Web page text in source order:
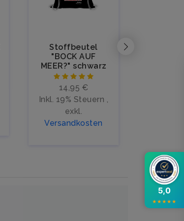
Stoffbeutel
"BOCK AUF
MEER?" schwarz
14,95 €
Inkl. 19% Steuern ,
exkl.
Versandkosten
5,0
★★★★★